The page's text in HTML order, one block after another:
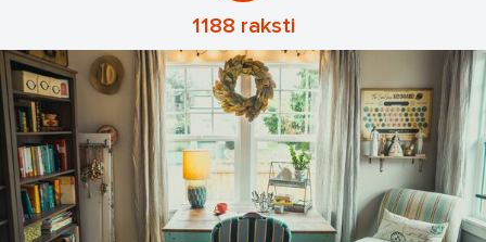
Logi un durvis
Logu Demontāža
Logu Montāža
Logu Stikli
Logu Tirdzniecība
Logu izgatavošana un apkalpošana
Logu piegāde
Logu ražošana
Logu ražošana Rīgā
Logu ražošana Ādažos
Logu remonts
Logu serviss
Logu stikla paketes
PVC logi
Paketlogi
1188 raksti